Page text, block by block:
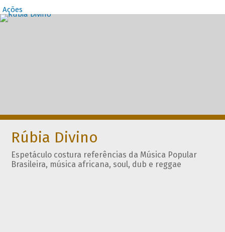
Ações
Destaques
Rúbia Divino
Espetáculo costura referências da Música Popular
Brasileira, música africana, soul, dub e reggae